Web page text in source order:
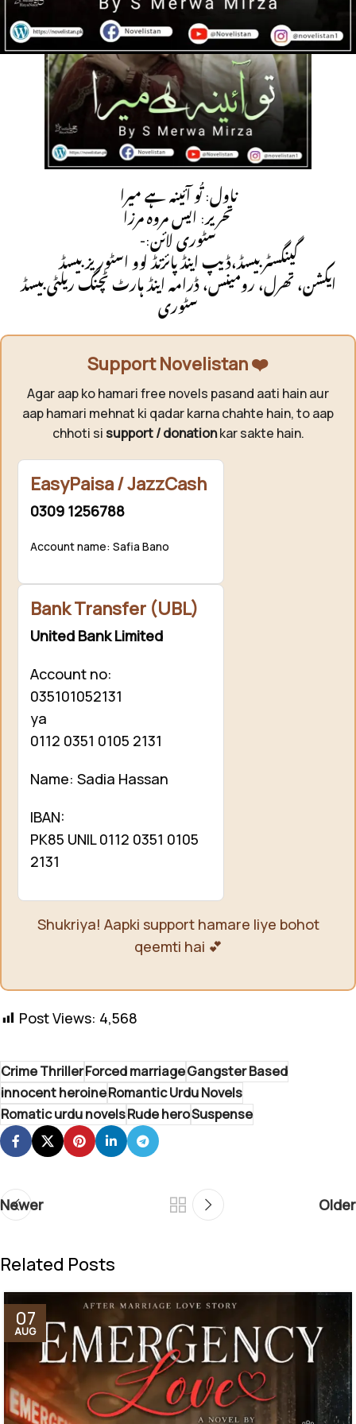
ناول: تُو آئینہ ہے میرا
تحریر: ایس مروہ مرزا
سٹوری لائن:-
گینگسٹر بیسڈ،ڈیپ اینڈ پائزنڈ لوو اسٹوریز بیسڈ
ایکشن، تھرل، رومینس، ڈرامہ اینڈ ہارٹ ٹچنگ ریلٹی بیسڈ
سٹوری
Support Novelistan ❤️
Agar aap ko hamari free novels pasand aati hain aur
aap hamari mehnat ki qadar karna chahte hain, to aap
chhoti si support / donationkar sakte hain.
EasyPaisa / JazzCash
0309 1256788
Account name: Safia Bano
Bank Transfer (UBL)
United Bank Limited
Account no:
035101052131
ya
0112 0351 0105 2131
Name: Sadia Hassan
IBAN:
PK85 UNIL 0112 0351 0105
2131
Shukriya! Aapki support hamare liye bohot
qeemti hai 💕
Post Views: 4,568
Crime ThrillerForced marriageGangster Based
innocent heroineRomantic Urdu Novels
Romatic urdu novelsRude heroSuspense
Newer Older
Related Posts
07
AUG